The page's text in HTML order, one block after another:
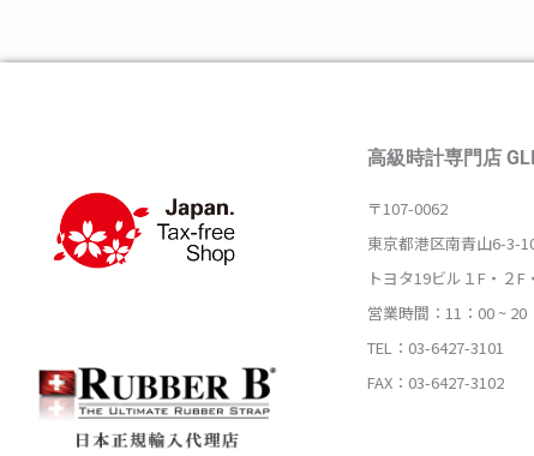
高級時計専門店
〒107-0062
東京都港区南青山6-3-
トヨタ19ビル１F・２F
営業時間：11：00 ~ 20
TEL：03-6427-3101
FAX：03-6427-3102